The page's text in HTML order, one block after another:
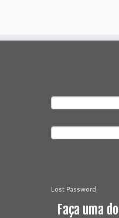
Lost Password
Faça uma